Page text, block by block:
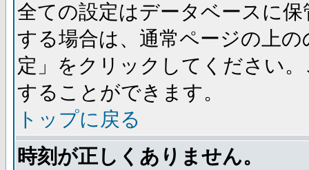
全ての設定はデータベースに
する場合は、通常ページの上
定」をクリックしてください
することができます。
トップに戻る
時刻が正しくありません。